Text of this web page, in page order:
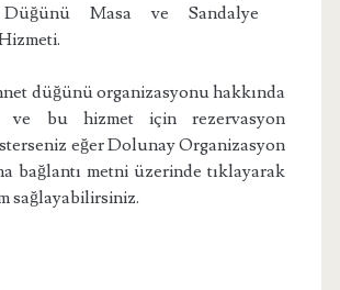
Masa ve Sandalye
düğünü organizasyonu hakkında
ve bu hizmet için rezervasyon
eğer Dolunay Organizasyon
bağlantı metni üzerinde tıklayarak
sağlayabilirsiniz.